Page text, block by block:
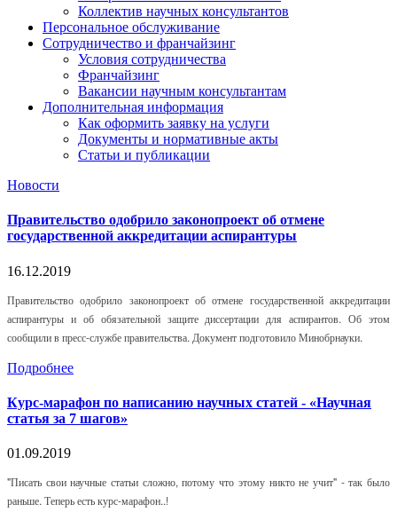
Коллектив научных консультантов
Персональное обслуживание
Сотрудничество и франчайзинг
Условия сотрудничества
Франчайзинг
Вакансии научным консультантам
Дополнительная информация
Как оформить заявку на услуги
Документы и нормативные акты
Статьи и публикации
Новости
Правительство одобрило законопроект об отмене
государственной аккредитации аспирантуры
16.12.2019
Правительство одобрило законопроект об отмене государственной аккредитации
аспирантуры и об обязательной защите диссертации для аспирантов. Об этом
сообщили в пресс-службе правительства. Документ подготовило Минобрнауки.
Подробнее
Курс-марафон по написанию научных статей - «Научная
статья за 7 шагов»
01.09.2019
"Писать свои научные статьи сложно, потому что этому никто не учит" - так было
раньше. Теперь есть курс-марафон..!